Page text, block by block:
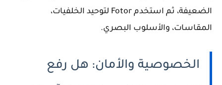
الضعيفة، ثم استخدم Fotor لتوحيد الخلفيات،
المقاسات، والأسلوب البصري.
الخصوصية والأمان: هل رفع